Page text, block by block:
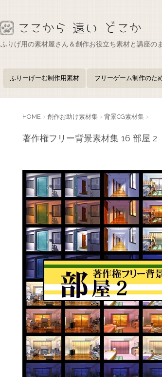
ふりげ用の素材屋さん＆創作お役立ち素材と講座の
ふりーげーむ制作用素材 フリーゲーム制作のた
HOME > 創作お助け素材集 > 背景CG素材集 >
著作権フリー背景素材集 16 部屋 2